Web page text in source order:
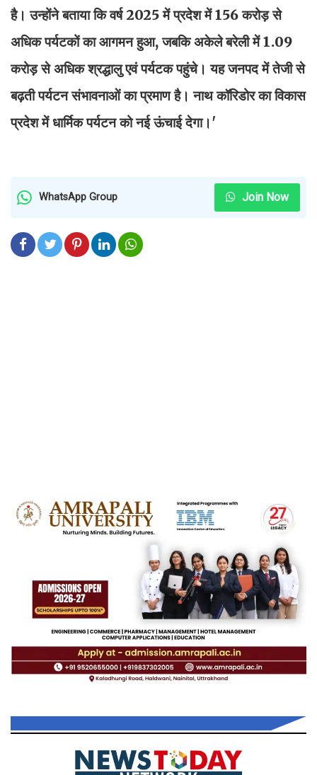
है। उन्होंने बताया कि वर्ष 2025 में प्रदेश में 156 करोड़ से
अधिक पर्यटकों का आगमन हुआ, जबकि अकेले बरेली में 1.09
करोड़ से अधिक श्रद्धालु एवं पर्यटक पहुंचे। यह जनपद में तेजी से
बढ़ती पर्यटन संभावनाओं का प्रमाण है। नाथ कॉरिडोर का विकास
प्रदेश में धार्मिक पर्यटन को नई ऊंचाई देगा।'
WhatsApp Group Join Now